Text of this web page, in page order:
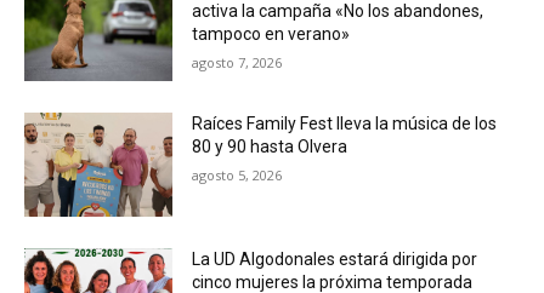
activa la campaña «No los abandones,
tampoco en verano»
agosto 7, 2026
Raíces Family Fest lleva la música de los
80 y 90 hasta Olvera
agosto 5, 2026
La UD Algodonales estará dirigida por
cinco mujeres la próxima temporada